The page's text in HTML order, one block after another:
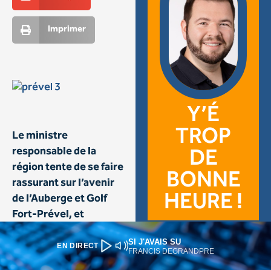
EN DIRECT SI J'AVAIS SU
FRANCIS DEGRANDPRE